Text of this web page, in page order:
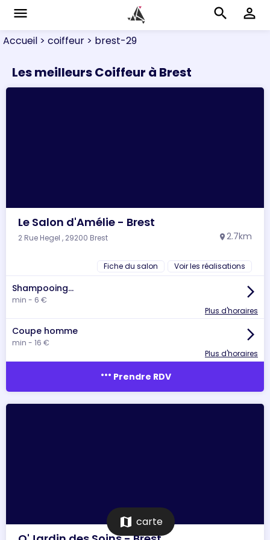
menu search perm_identity
Accueil > coiffeur > brest-29
Les meilleurs Coiffeur à Brest
Le Salon d'Amélie - Brest
2 Rue Hegel , 29200 Brest location_on 2.7km
Fiche du salon Voir les réalisations
Shampooing...
min - 6 €
arrow_forward_ios
Plus d'horaires
Coupe homme
min - 16 €
arrow_forward_ios
Plus d'horaires
more_horiz Prendre RDV
map carte